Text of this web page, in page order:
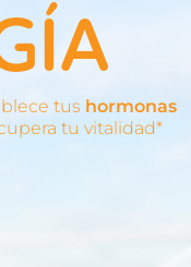
tus hormonas
tu vitalidad*